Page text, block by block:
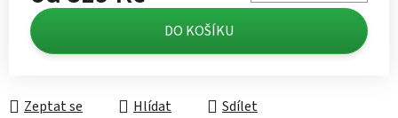
Měrná cena: DO KOŠÍKU
Zeptat se Hlídat Sdílet